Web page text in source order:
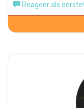
Reageer als eerste!